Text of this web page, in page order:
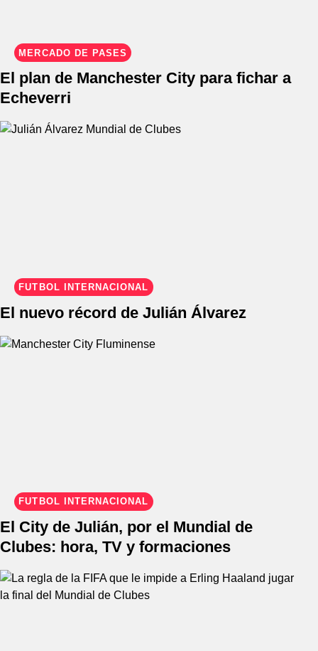
MERCADO DE PASES
El plan de Manchester City para fichar a
Echeverri
FÚTBOL INTERNACIONAL
El nuevo récord de Julián Álvarez
FÚTBOL INTERNACIONAL
El City de Julián, por el Mundial de
Clubes: hora, TV y formaciones